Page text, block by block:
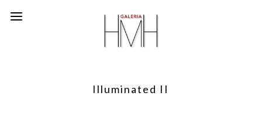
Illuminated II